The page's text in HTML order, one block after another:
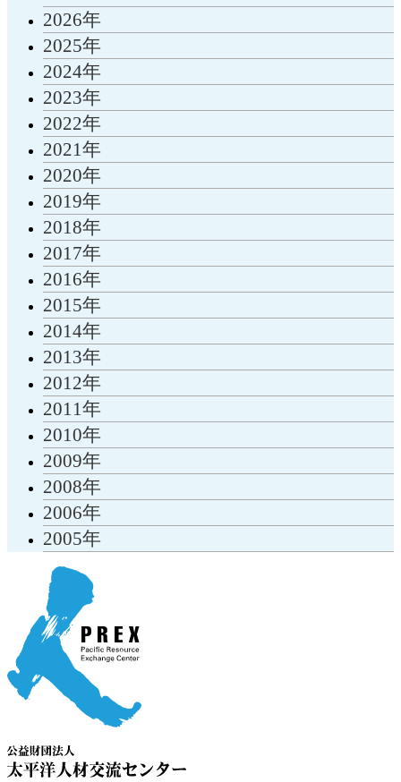
2026年
2025年
2024年
2023年
2022年
2021年
2020年
2019年
2018年
2017年
2016年
2015年
2014年
2013年
2012年
2011年
2010年
2009年
2008年
2006年
2005年